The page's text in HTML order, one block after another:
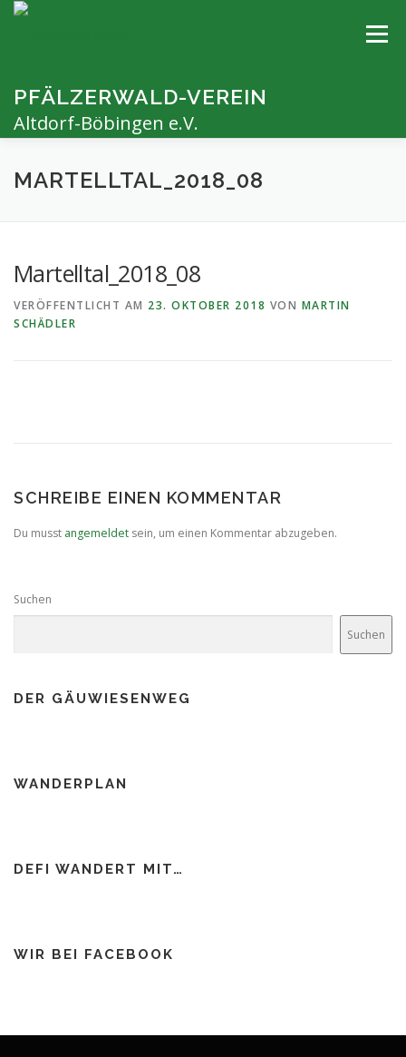
Zum
PFÄLZERWALD-VEREIN
Altdorf-Böbingen e.V.
Menü
AKTUELLES UNSER VEREIN WANDERN
MARTELLTAL_2018_08
Martelltal_2018_08
VERÖFFENTLICHT AM 23. OKTOBER 2018 VON MARTIN
SCHÄDLER
SCHREIBE EINEN KOMMENTAR
Du musst angemeldet sein, um einen Kommentar abzugeben.
Suchen
Suchen
DER GÄUWIESENWEG
WANDERPLAN
DEFI WANDERT MIT…
WIR BEI FACEBOOK